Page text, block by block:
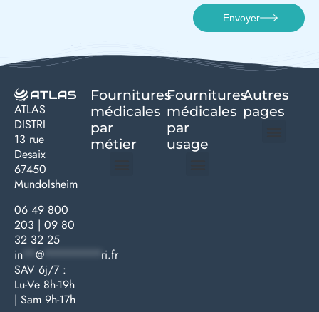
Envoyer
ATLAS
DISTRI
13 rue
Desaix
67450
Mundolsheim
06 49 800
203 | 09 80
32 32 25
in
@
ri.fr
SAV 6j/7 :
Lu-Ve 8h-19h
| Sam 9h-17h
Fournitures
médicales
par
métier
Fournitures
médicales
par
usage ​
Autres
pages